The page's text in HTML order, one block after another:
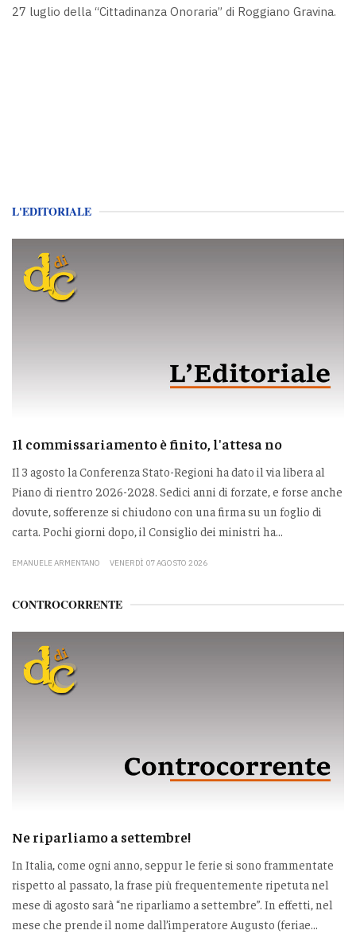
27 luglio della “Cittadinanza Onoraria” di Roggiano Gravina.
L'EDITORIALE
Il commissariamento è finito, l'attesa no
Il 3 agosto la Conferenza Stato-Regioni ha dato il via libera al
Piano di rientro 2026-2028. Sedici anni di forzate, e forse anche
dovute, sofferenze si chiudono con una firma su un foglio di
carta. Pochi giorni dopo, il Consiglio dei ministri ha...
EMANUELE ARMENTANO VENERDÌ 07 AGOSTO 2026
CONTROCORRENTE
Ne riparliamo a settembre!
In Italia, come ogni anno, seppur le ferie si sono frammentate
rispetto al passato, la frase più frequentemente ripetuta nel
mese di agosto sarà “ne riparliamo a settembre”. In effetti, nel
mese che prende il nome dall’imperatore Augusto (feriae...